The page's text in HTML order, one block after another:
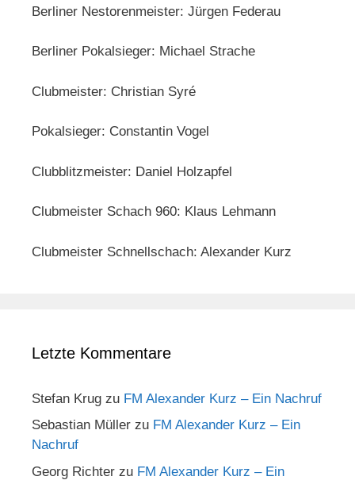
Berliner Nestorenmeister: Jürgen Federau
Berliner Pokalsieger: Michael Strache
Clubmeister: Christian Syré
Pokalsieger: Constantin Vogel
Clubblitzmeister: Daniel Holzapfel
Clubmeister Schach 960: Klaus Lehmann
Clubmeister Schnellschach: Alexander Kurz
Letzte Kommentare
Stefan Krug zu FM Alexander Kurz – Ein Nachruf
Sebastian Müller zu FM Alexander Kurz – Ein
Nachruf
Georg Richter zu FM Alexander Kurz – Ein